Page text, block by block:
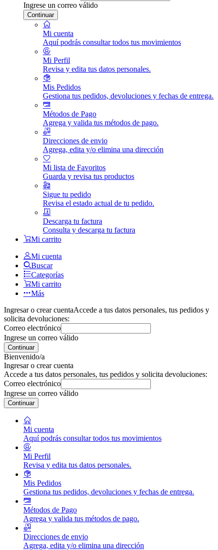
Ingrese un correo válido
Continuar
Mi cuenta
Aquí podrás consultar todos tus movimientos
Mi Perfil
Revisa y edita tus datos personales.
Mis Pedidos
Gestiona tus pedidos, devoluciones y fechas de entrega.
Métodos de Pago
Agrega y valida tus métodos de pago.
Direcciones de envio
Agrega, edita y/o elimina una dirección
Mi lista de Favoritos
Guarda y revisa tus productos
Sigue tu pedido
Revisa el estado actual de tu pedido.
Descarga tu factura
Consulta y descarga tu factura
Mi carrito
Mi cuenta
Buscar
Categorías
Mi carrito
Más
Ingresar o crear cuentaAccede a tus datos personales, tus pedidos y
solicita devoluciones:
Correo electrónico
Ingrese un correo válido
Continuar
Bienvenido/a
Ingresar o crear cuenta
Accede a tus datos personales, tus pedidos y solicita devoluciones:
Correo electrónico
Ingrese un correo válido
Continuar
Mi cuenta
Aquí podrás consultar todos tus movimientos
Mi Perfil
Revisa y edita tus datos personales.
Mis Pedidos
Gestiona tus pedidos, devoluciones y fechas de entrega.
Métodos de Pago
Agrega y valida tus métodos de pago.
Direcciones de envio
Agrega, edita y/o elimina una dirección